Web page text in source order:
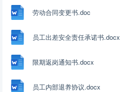
劳动合同变更书.doc
员工出差安全责任承诺书.docx
限期返岗通知书.docx
员工内部退养协议.docx